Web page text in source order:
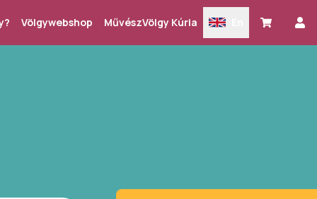
Völgywebshop MűvészVölgy Kúria